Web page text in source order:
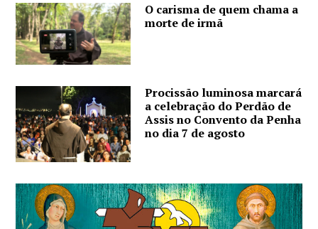
O carisma de quem chama a
morte de irmã
Procissão luminosa marcará
a celebração do Perdão de
Assis no Convento da Penha
no dia 7 de agosto